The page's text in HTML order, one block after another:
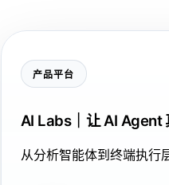
产品平台
AI Labs｜让 AI Agent
从分析智能体到终端执行